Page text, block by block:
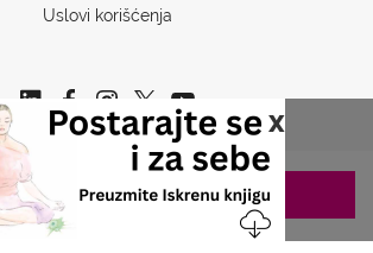
x
Uslovi korišćenja
© 2026 Sva prava www.stetoskop.info
063/687-460